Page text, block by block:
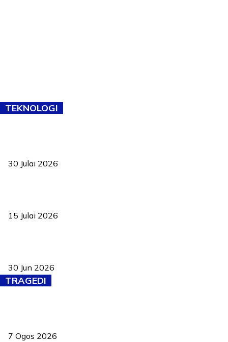
TEKNOLOGI
30 Julai 2026
15 Julai 2026
30 Jun 2026
TRAGEDI
7 Ogos 2026